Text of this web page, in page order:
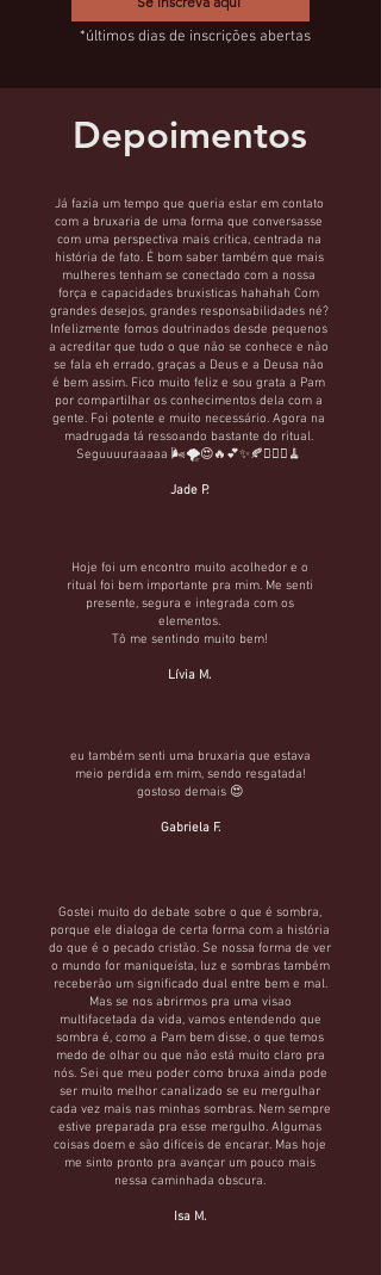
*últimos dias de inscrições abertas
Depoimentos
Já fazia um tempo que queria estar em contato
com a bruxaria de uma forma que conversasse
com uma perspectiva mais crítica, centrada na
história de fato. É bom saber também que mais
mulheres tenham se conectado com a nossa
força e capacidades bruxisticas hahahah Com
grandes desejos, grandes responsabilidades né?
Infelizmente fomos doutrinados desde pequenos
a acreditar que tudo o que não se conhece e não
se fala eh errado, graças a Deus e a Deusa não
é bem assim. Fico muito feliz e sou grata a Pam
por compartilhar os conhecimentos dela com a
gente. Foi potente e muito necessário. Agora na
madrugada tá ressoando bastante do ritual.
Seguuuuraaaaa 🌬️🌪️😍🔥💕✨🍂🙆🏽‍♀️🧹
Jade P.
Hoje foi um encontro muito acolhedor e o
ritual foi bem importante pra mim. Me senti
presente, segura e integrada com os
elementos.
Tô me sentindo muito bem!
Lívia M.
eu também senti uma bruxaria que estava
meio perdida em mim, sendo resgatada!
gostoso demais 😍
Gabriela F.
Gostei muito do debate sobre o que é sombra,
porque ele dialoga de certa forma com a história
do que é o pecado cristão. Se nossa forma de ver
o mundo for maniqueísta, luz e sombras também
receberão um significado dual entre bem e mal.
Mas se nos abrirmos pra uma visao
multifacetada da vida, vamos entendendo que
sombra é, como a Pam bem disse, o que temos
medo de olhar ou que não está muito claro pra
nós. Sei que meu poder como bruxa ainda pode
ser muito melhor canalizado se eu mergulhar
cada vez mais nas minhas sombras. Nem sempre
estive preparada pra esse mergulho. Algumas
coisas doem e são difíceis de encarar. Mas hoje
me sinto pronto pra avançar um pouco mais
nessa caminhada obscura.
Isa M.